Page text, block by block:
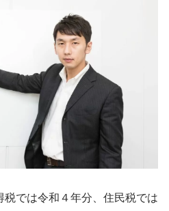
では令和４年分、住民税では